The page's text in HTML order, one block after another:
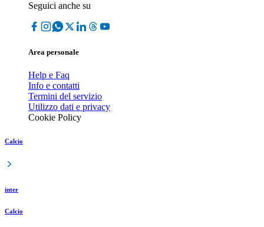
Seguici anche su
Area personale
Help e Faq
Info e contatti
Termini del servizio
Utilizzo dati e privacy
Cookie Policy
Calcio
inter
Calcio